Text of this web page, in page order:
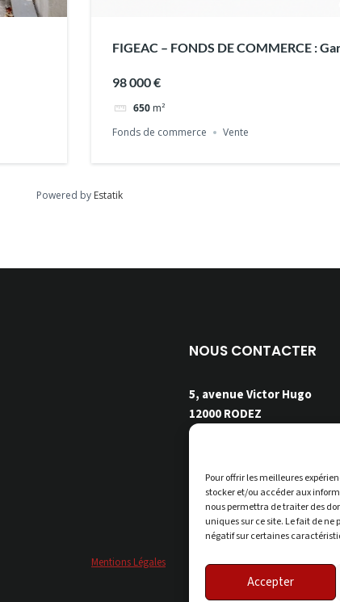
Pour offrir les meilleures
stocker et/ou accéder aux
nous permettra de traiter des
uniques sur ce site. Le fait de
négatif sur certaines
Accepter
FIGEAC – FONDS DE COMMERCE :
98 000 €
650 m²
Fonds de commerce
Vente
Powered by Estatik
NOUS CONTACTER
5, avenue Victor Hugo
12000 RODEZ
07 68 25 71 00
Mentions Légales Nos Honoraires